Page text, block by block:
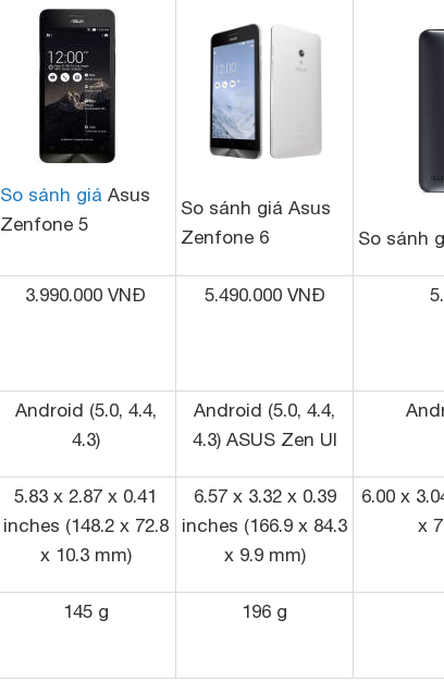
So sánh giá Asus
Zenfone 5
So sánh giá Asus
Zenfone 6
So sánh
3.990.000 VNĐ 5.490.000 VNĐ
Android (5.0, 4.4,
4.3)
Android (5.0, 4.4,
4.3) ASUS Zen UI
5.83 x 2.87 x 0.41
inches (148.2 x 72.8
x 10.3 mm)
6.57 x 3.32 x 0.39
inches (166.9 x 84.3
x 9.9 mm)
6.00 x
x
145 g 196 g